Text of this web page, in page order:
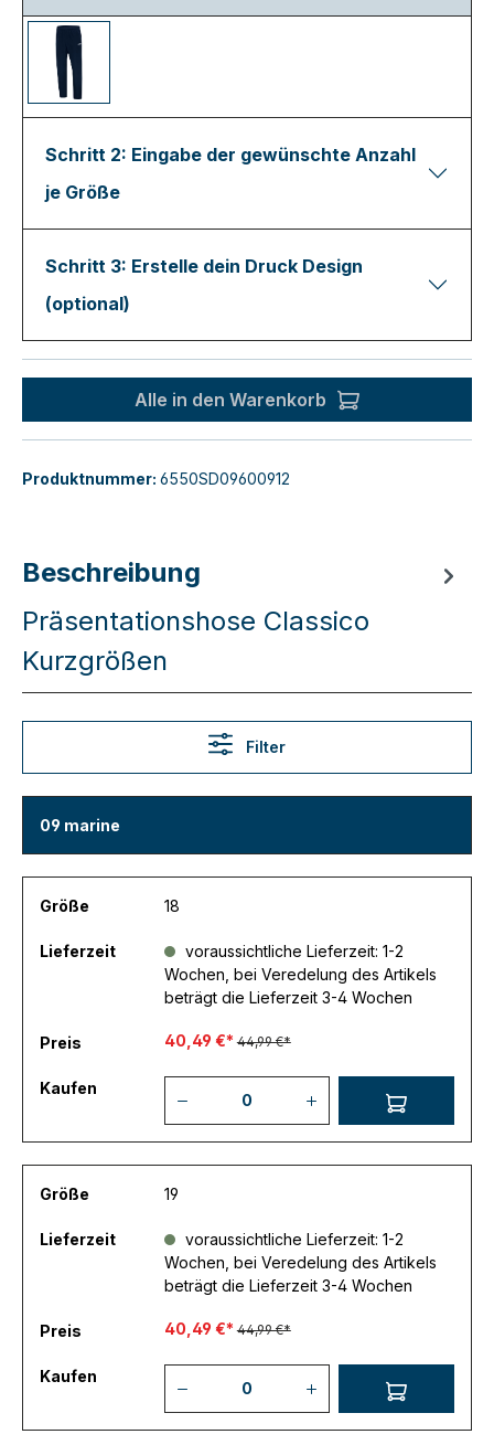
Schritt 2: Eingabe der gewünschte Anzahl
je Größe
Schritt 3: Erstelle dein Druck Design
(optional)
Alle in den Warenkorb
Produktnummer: 6550SD09600912
Beschreibung
Präsentationshose Classico
Kurzgrößen
Filter
09 marine
Größe 18
Lieferzeit
voraussichtliche Lieferzeit: 1-2
Wochen, bei Veredelung des Artikels
beträgt die Lieferzeit 3-4 Wochen
Preis 40,49 €*44,99 €*
Kaufen
Größe 19
Lieferzeit
voraussichtliche Lieferzeit: 1-2
Wochen, bei Veredelung des Artikels
beträgt die Lieferzeit 3-4 Wochen
Preis 40,49 €*44,99 €*
Kaufen